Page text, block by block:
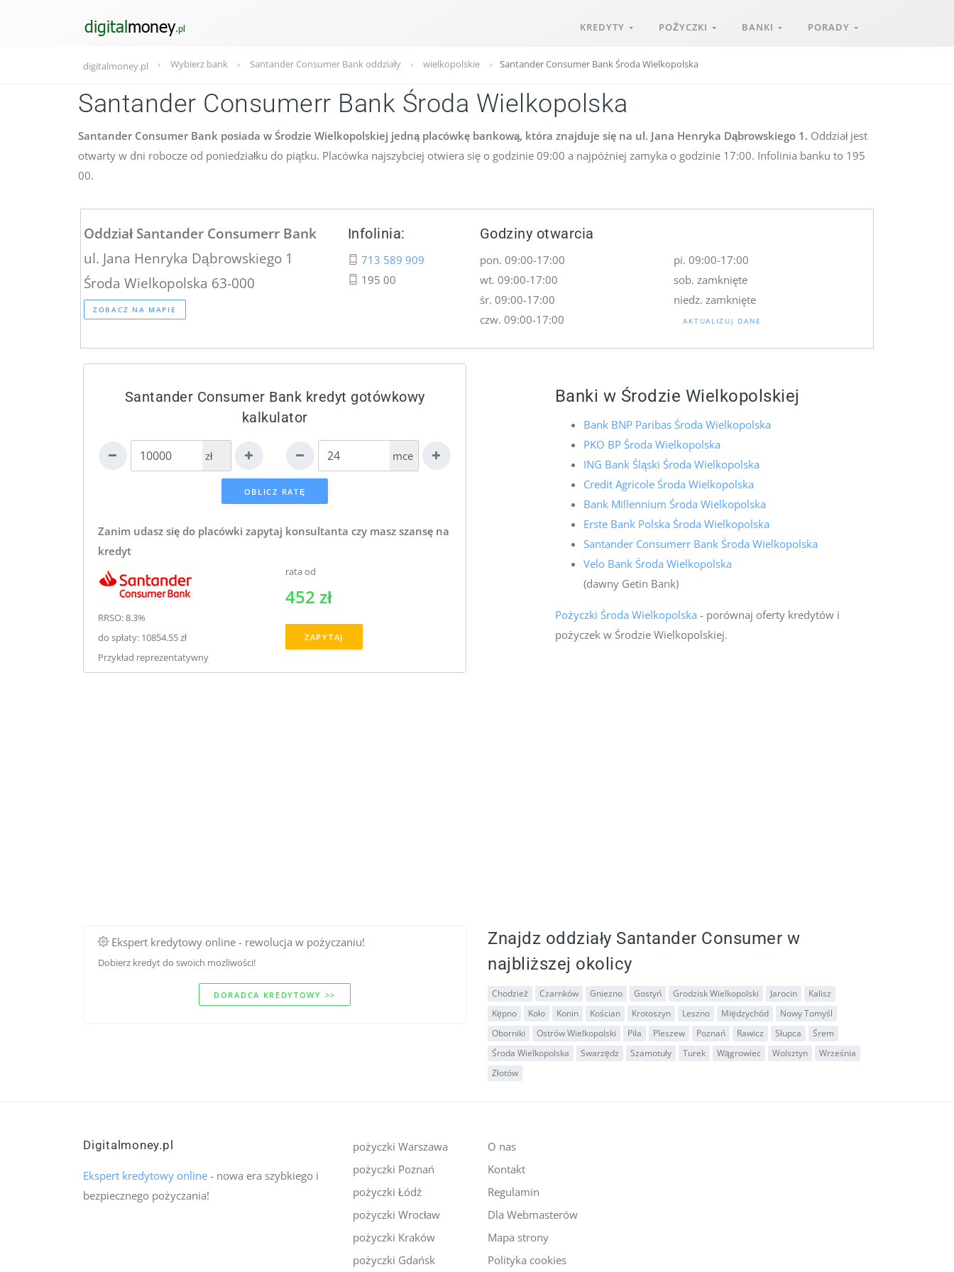
KREDYTY POŻYCZKI BANKI PORADY
digitalmoney.pl Wybierz bank Santander Consumer Bank oddziały wielkopolskie Santander Consumer Bank Środa Wielkopolska
Santander Consumerr Bank Środa Wielkopolska
Santander Consumer Bank posiada w Środzie Wielkopolskiej jedną placówkę bankową, która znajduje się na ul. Jana Henryka Dąbrowskiego 1. Oddział jest
otwarty w dni robocze od poniedziałku do piątku. Placówka najszybciej otwiera się o godzinie 09:00 a najpóźniej zamyka o godzinie 17:00. Infolinia banku to 195
00.
Oddział Santander Consumerr Bank
ul. Jana Henryka Dąbrowskiego 1
Środa Wielkopolska 63-000
ZOBACZ NA MAPIE
Infolinia:
713 589 909
195 00
Godziny otwarcia
pon. 09:00-17:00
wt. 09:00-17:00
śr. 09:00-17:00
czw. 09:00-17:00
pi. 09:00-17:00
sob. zamknięte
niedz. zamknięte
AKTUALIZUJ DANE
Santander Consumer Bank kredyt gotówkowy
kalkulator
zł mce
Zanim udasz się do placówki zapytaj konsultanta czy masz szansę na
kredyt
RRSO: 8.3%
do spłaty: 10854.55 zł
Przykład reprezentatywny
rata od
452 zł
ZAPYTAJ
Banki w Środzie Wielkopolskiej
Bank BNP Paribas Środa Wielkopolska
PKO BP Środa Wielkopolska
ING Bank Śląski Środa Wielkopolska
Credit Agricole Środa Wielkopolska
Bank Millennium Środa Wielkopolska
Erste Bank Polska Środa Wielkopolska
Santander Consumerr Bank Środa Wielkopolska
Velo Bank Środa Wielkopolska
(dawny Getin Bank)
Pożyczki Środa Wielkopolska - porównaj oferty kredytów i
pożyczek w Środzie Wielkopolskiej.
Ekspert kredytowy online - rewolucja w pożyczaniu!
Dobierz kredyt do swoich mozliwości!
DORADCA KREDYTOWY >>
Znajdz oddziały Santander Consumer w
najbliższej okolicy
Chodzież Czarnków Gniezno Gostyń Grodzisk Wielkopolski Jarocin
Kalisz
Kępno
Koło Konin Kościan Krotoszyn Leszno Międzychód
Nowy Tomyśl
Oborniki
Ostrów Wielkopolski Piła Pleszew Poznań Rawicz Słupca
Śrem
Środa Wielkopolska
Swarzędz Szamotuły Turek Wągrowiec Wolsztyn
Września
Złotów
pożyczki Warszawa
pożyczki Poznań
pożyczki Łódź
pożyczki Wrocław
pożyczki Kraków
pożyczki Gdańsk
O nas
Kontakt
Regulamin
Dla Webmasterów
Mapa strony
Polityka cookies
Digitalmoney.pl
Ekspert kredytowy online - nowa era szybkiego i
bezpiecznego pożyczania!